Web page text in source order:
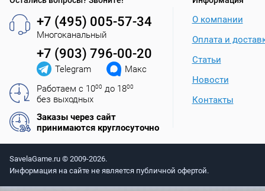
+7 (495) 005-57-34
Многоканальный
+7 (903) 796-00-20
Telegram
Макс
Работаем с 1000 до 1800
без выходных
Заказы через сайт
принимаются круглосуточно
О компании
Оплата и
Статьи
Новости
Контакты
SavelaGame.ru © 2009-2026.
Информация на сайте не является публичной офертой.